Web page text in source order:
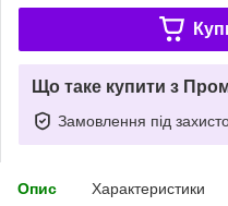
Що таке купити з
Замовлення під
Опис Характеристики